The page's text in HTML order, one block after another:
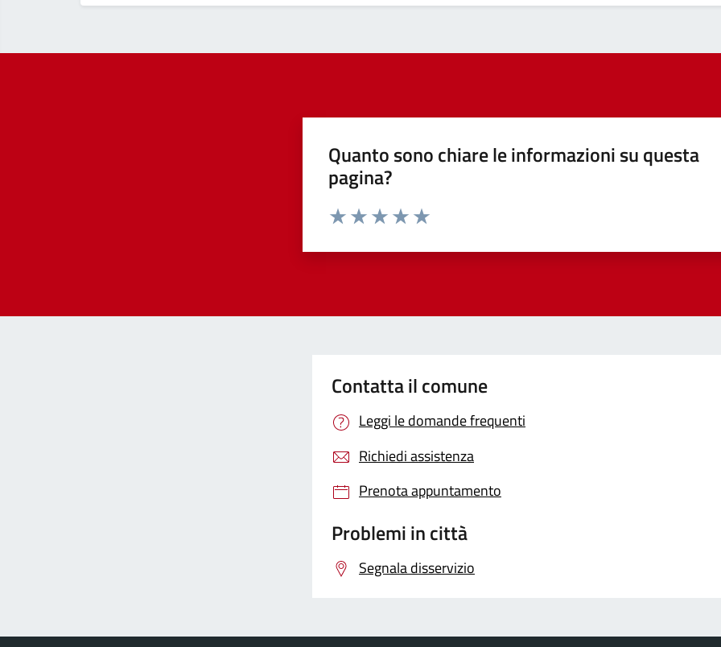
Quanto sono chiare le informazioni su questa
pagina?
Contatta il comune
Leggi le domande frequenti
Richiedi assistenza
Prenota appuntamento
Problemi in città
Segnala disservizio